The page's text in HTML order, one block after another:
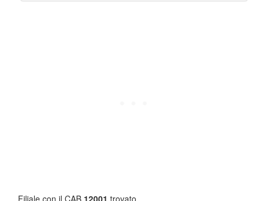
Filiale con il CAB 12001 trovato.